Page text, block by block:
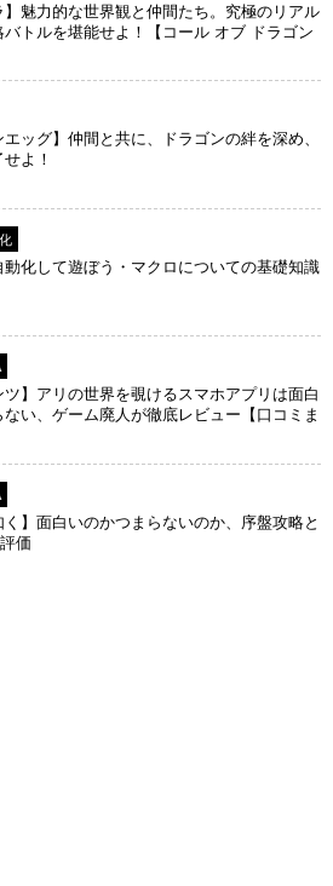
】魅力的な世界観と仲間たち。究極のリアル
バトルを堪能せよ！【コール オブ ドラゴン
エッグ】仲間と共に、ドラゴンの絆を深め、
よ！
動化して遊ぼう・マクロについての基礎知識
ツ】アリの世界を覗けるスマホアプリは面白
ない、ゲーム廃人が徹底レビュー【口コミま
く】面白いのかつまらないのか、序盤攻略と
価